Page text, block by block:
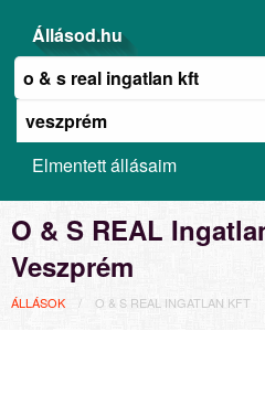
Állásod.hu
Elmentett állásaim
O & S REAL
Veszprém
ÁLLÁSOK O & S REAL INGATLAN KFT